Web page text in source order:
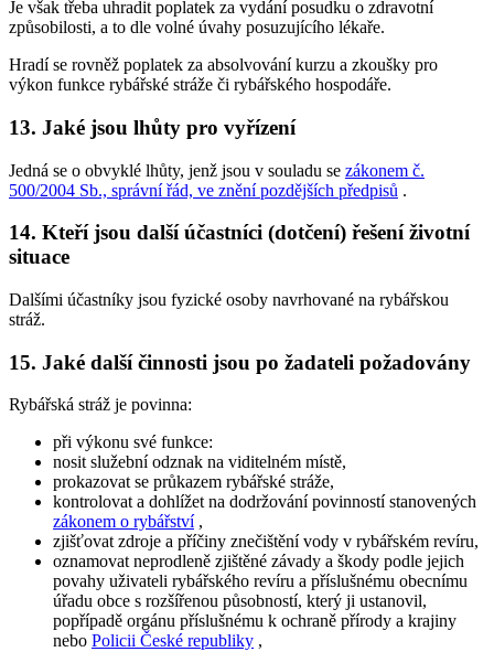
Je však třeba uhradit poplatek za vydání posudku o zdravotní
způsobilosti, a to dle volné úvahy posuzujícího lékaře.
Hradí se rovněž poplatek za absolvování kurzu a zkoušky pro
výkon funkce rybářské stráže či rybářského hospodáře.
13. Jaké jsou lhůty pro vyřízení
Jedná se o obvyklé lhůty, jenž jsou v souladu se zákonem č.
500/2004 Sb., správní řád, ve znění pozdějších předpisů .
14. Kteří jsou další účastníci (dotčení) řešení životní
situace
Dalšími účastníky jsou fyzické osoby navrhované na rybářskou
stráž.
15. Jaké další činnosti jsou po žadateli požadovány
Rybářská stráž je povinna:
při výkonu své funkce:
nosit služební odznak na viditelném místě,
prokazovat se průkazem rybářské stráže,
kontrolovat a dohlížet na dodržování povinností stanovených
zákonem o rybářství,
zjišťovat zdroje a příčiny znečištění vody v rybářském revíru,
oznamovat neprodleně zjištěné závady a škody podle jejich
povahy uživateli rybářského revíru a příslušnému obecnímu
úřadu obce s rozšířenou působností, který ji ustanovil,
popřípadě orgánu příslušnému k ochraně přírody a krajiny
nebo Policii České republiky ,